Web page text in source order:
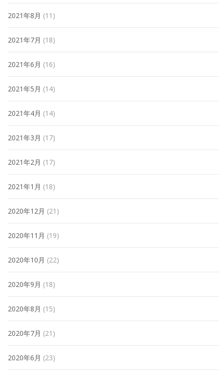
2021年8月 (11)
2021年7月 (18)
2021年6月 (16)
2021年5月 (14)
2021年4月 (14)
2021年3月 (17)
2021年2月 (17)
2021年1月 (18)
2020年12月 (21)
2020年11月 (19)
2020年10月 (22)
2020年9月 (18)
2020年8月 (15)
2020年7月 (21)
2020年6月 (23)